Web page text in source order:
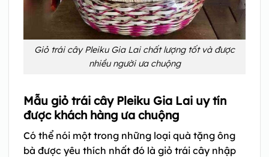
Giỏ trái cây Pleiku Gia Lai chất lượng tốt và được
nhiều người ưa chuộng
Mẫu giỏ trái cây Pleiku Gia Lai uy tín
được khách hàng ưa chuộng
Có thể nói một trong những loại quà tặng ông
bà được yêu thích nhất đó là giỏ trái cây nhập